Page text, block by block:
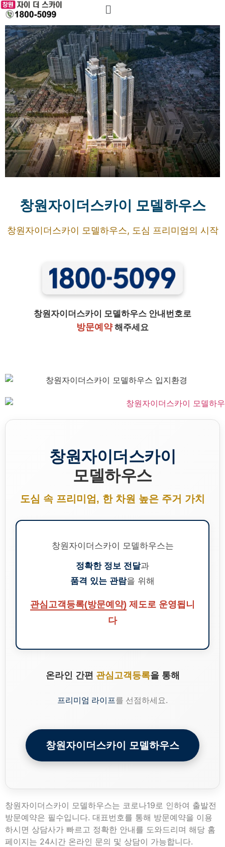
창원자이더스카이 모델하우스
창원자이더스카이 모델하우스, 도심 프리미엄의 시작
창원자이더스카이 모델하우스 안내번호로
방문예약해주세요
창원자이더스카이
모델하우스
도심 속 프리미엄, 한 차원 높은 주거 가치
창원자이더스카이 모델하우스는
정확한 정보 전달과
품격 있는 관람을 위해
관심고객등록(방문예약) 제도로 운영됩니
다
온라인 간편 관심고객등록을 통해
프리미엄 라이프를 선점하세요.
창원자이더스카이 모델하우스
창원자이더스카이 모델하우스는 코로나19로 인하여 출발전
방문예약은 필수입니다. 대표번호를 통해 방문예약을 이용
하시면 상담사가 빠르고 정확한 안내를 도와드리며 해당 홈
페이지는 24시간 온라인 문의 및 상담이 가능합니다.